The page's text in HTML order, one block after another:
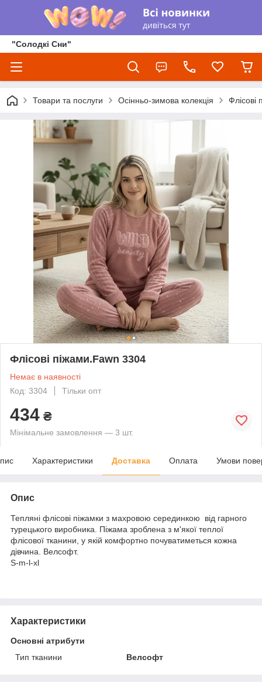
"Солодкі Сни"
Товари та послуги Осінньо-зимова колекція Флісові
Флісові піжами.Fawn 3304
Немає в наявності
Код: 3304
Тільки опт
434 ₴
Мінімальне замовлення — 3 шт.
Характеристики Доставка Оплата Умови
Опис
Тепляні флісові піжамки з махровою серединкою від гарного
турецького виробника. Піжама зроблена з м'якої теплої
флісової тканини, у якій комфортно почуватиметься кожна
дівчина. Велсофт.
S-m-l-xl
Характеристики
Основні атрибути
Тип тканини
Велсофт